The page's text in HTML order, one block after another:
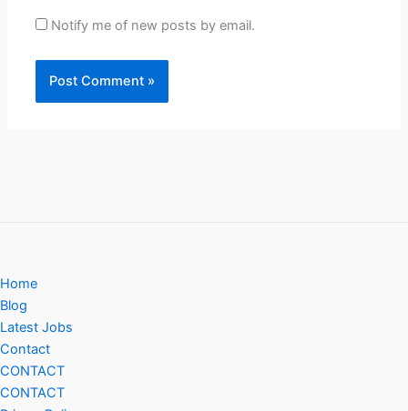
Notify me of new posts by email.
Home
Blog
Latest Jobs
Contact
CONTACT
CONTACT